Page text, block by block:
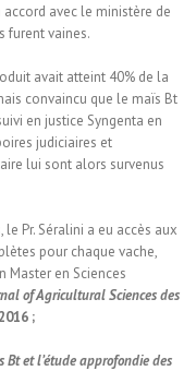
avec le ministère de
furent vaines.
avait atteint 40% de la
convaincu que le maïs Bt
en justice Syngenta en
judiciaires et
lui sont alors survenus
Pr. Séralini a eu accès aux
pour chaque vache,
Master en Sciences
of Agricultural Sciences des
;
Bt et l’étude approfondie des